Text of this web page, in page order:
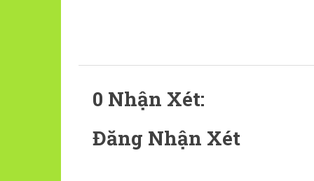
0 Nhận Xét:
Đăng Nhận Xét